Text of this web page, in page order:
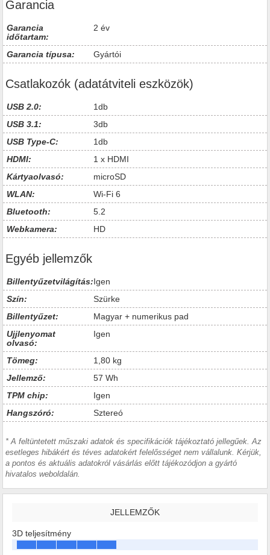
Garancia
Garancia
időtartam:
2 év
Garancia típusa: Gyártói
Csatlakozók (adatátviteli eszközök)
USB 2.0:
1db
USB 3.1:
3db
USB Type-C:
1db
HDMI:
1 x HDMI
Kártyaolvasó:
microSD
WLAN:
Wi-Fi 6
Bluetooth:
5.2
Webkamera:
HD
Egyéb jellemzők
Billentyűzetvilágítás:Igen
Szín:
Szürke
Billentyűzet:
Magyar + numerikus pad
Ujjlenyomat
olvasó:
Igen
Tömeg:
1,80 kg
Jellemző:
57 Wh
TPM chip:
Igen
Hangszóró:
Sztereó
* A feltüntetett műszaki adatok és specifikációk tájékoztató jellegűek. Az
esetleges hibákért és téves adatokért felelősséget nem vállalunk. Kérjük,
a pontos és aktuális adatokról vásárlás előtt tájékozódjon a gyártó
hivatalos weboldalán.
JELLEMZŐK
3D teljesítmény